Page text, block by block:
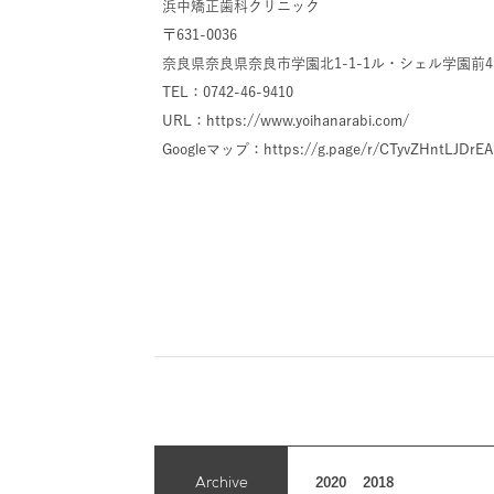
浜中矯正歯科クリニック
〒631-0036
奈良県奈良県奈良市学園北1-1-1ル・シェル学園前
TEL：0742-46-9410
URL： https://www.yoihanarabi.com/
Googleマップ： https://g.page/r/
Archive 2020 2018